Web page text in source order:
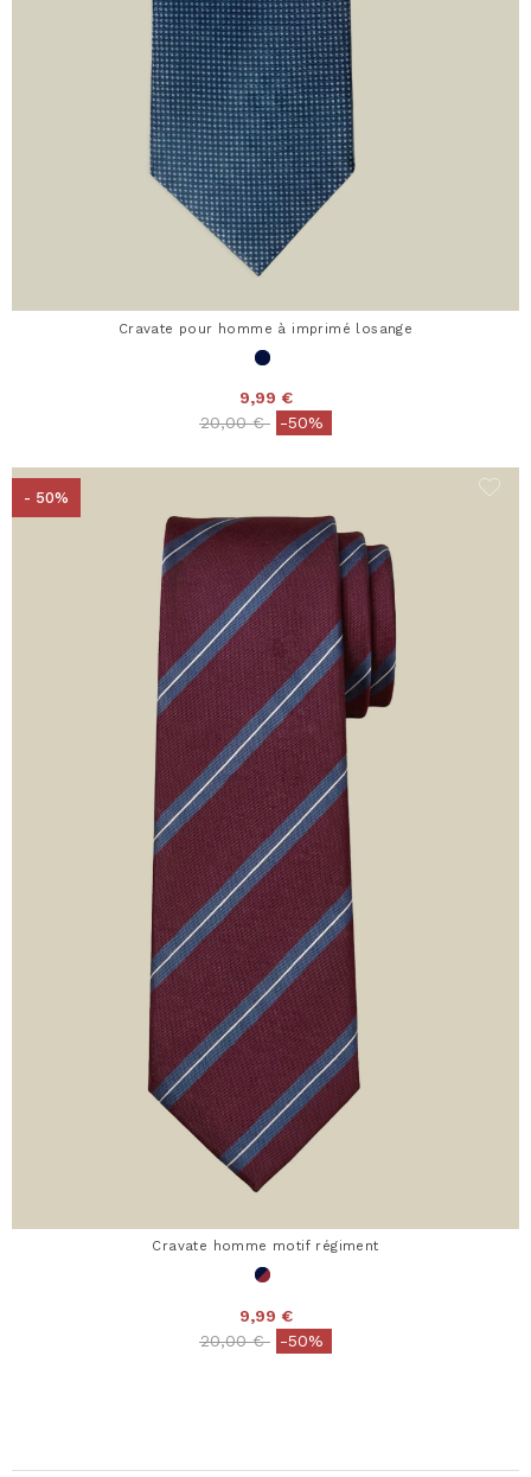
Cravate pour homme à imprimé losange
9,99 €
Price reduced from
20,00 €to-50%
- 50%
Cravate homme motif régiment
9,99 €
Price reduced from
20,00 €to-50%